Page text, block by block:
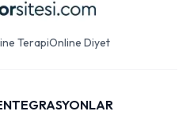
TerapiOnline Diyet